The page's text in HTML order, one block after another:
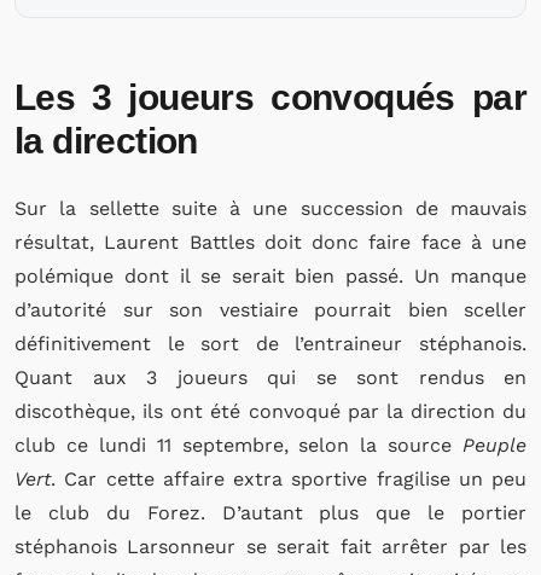
Les 3 joueurs convoqués par
la direction
Sur la sellette suite à une succession de mauvais
résultat, Laurent Battles doit donc faire face à une
polémique dont il se serait bien passé. Un manque
d’autorité sur son vestiaire pourrait bien sceller
définitivement le sort de l’entraineur stéphanois.
Quant aux 3 joueurs qui se sont rendus en
discothèque, ils ont été convoqué par la direction du
club ce lundi 11 septembre, selon la source Peuple
Vert. Car cette affaire extra sportive fragilise un peu
le club du Forez. D’autant plus que le portier
stéphanois Larsonneur se serait fait arrêter par les